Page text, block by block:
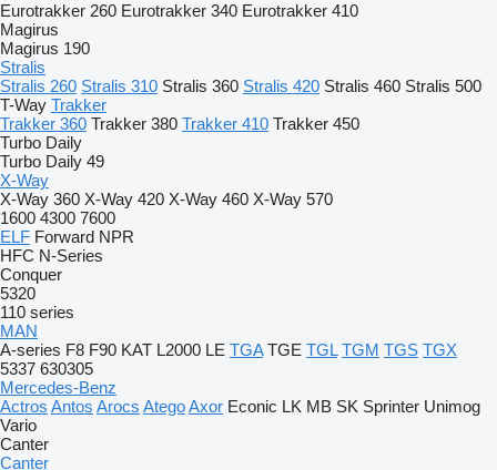
Eurotrakker 260 Eurotrakker 340 Eurotrakker 410
Magirus
Magirus 190
Stralis
Stralis 260 Stralis 310 Stralis 360 Stralis 420 Stralis 460 Stralis 500
T-Way Trakker
Trakker 360 Trakker 380 Trakker 410 Trakker 450
Turbo Daily
Turbo Daily 49
X-Way
X-Way 360 X-Way 420 X-Way 460 X-Way 570
1600 4300 7600
ELF Forward NPR
HFC N-Series
Conquer
5320
110 series
MAN
A-series F8 F90 KAT L2000 LE TGA TGE TGL TGM TGS TGX
5337 630305
Mercedes-Benz
Actros Antos Arocs AtegoAxor Econic LK MB SK Sprinter Unimog
Vario
Canter
Canter